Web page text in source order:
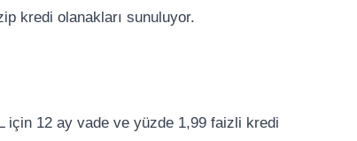
kredi olanakları sunuluyor.
için 12 ay vade ve yüzde 1,99 faizli kredi